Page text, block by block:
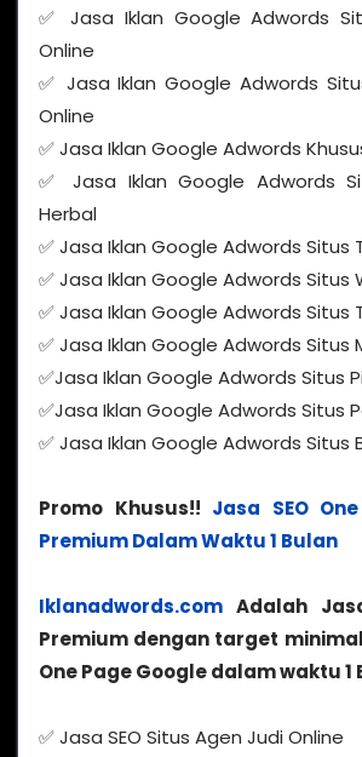
✅ Jasa Iklan Google Adwords
Online
✅ Jasa Iklan Google Adwords
Online
✅ Jasa Iklan Google Adwords
✅ Jasa Iklan Google Adwords
Herbal
✅ Jasa Iklan Google Adwords Situs
✅ Jasa Iklan Google Adwords Situs
✅ Jasa Iklan Google Adwords Situs
✅ Jasa Iklan Google Adwords Situs
✅Jasa Iklan Google Adwords Situs
✅Jasa Iklan Google Adwords Situs
✅ Jasa Iklan Google Adwords Situs
Promo Khusus!! Jasa SEO
Premium Dalam Waktu 1 Bulan
Iklanadwords.com Adalah
Premium dengan target
One Page Google dalam waktu 1
✅ Jasa SEO Situs Agen Judi Online